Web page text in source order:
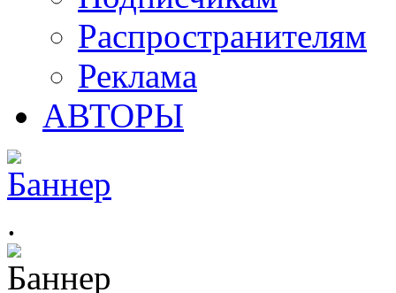
Распространителям
Реклама
АВТОРЫ
.